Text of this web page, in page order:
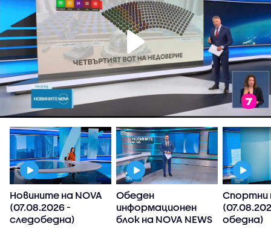
Новините на NOVA
(07.08.2026 -
следобедна)
Обеден
информационен
блок на NOVA NEWS
Спортни
обедна)